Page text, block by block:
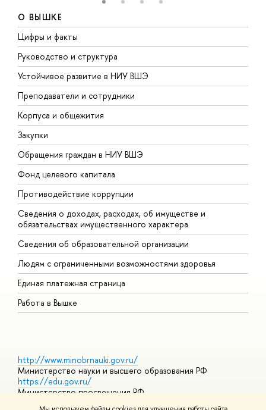
О ВЫШКЕ
Цифры и факты
Руководство и структура
Устойчивое развитие в НИУ ВШЭ
Преподаватели и сотрудники
Корпуса и общежития
Закупки
Обращения граждан в НИУ ВШЭ
Фонд целевого капитала
Противодействие коррупции
Сведения о доходах, расходах, об имуществе и
обязательствах имущественного характера
Сведения об образовательной организации
Людям с ограниченными возможностями здоровья
Единая платежная страница
Работа в Вышке
http://www.minobrnauki.gov.ru/
Министерство науки и высшего образования РФ
https://edu.gov.ru/
Министерство просвещения РФ